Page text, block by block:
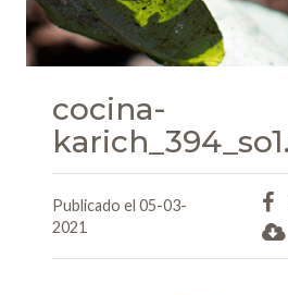
cocina-
Publicado el 05-03-
2021